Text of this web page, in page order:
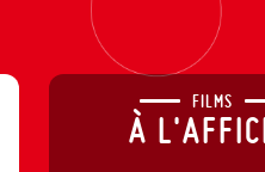
FILMS
À